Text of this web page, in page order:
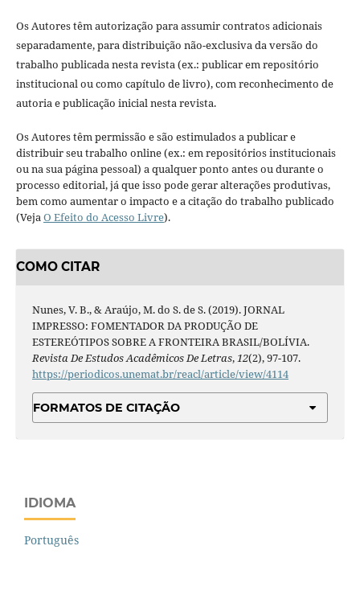
Os Autores têm autorização para assumir contratos adicionais
separadamente, para distribuição não-exclusiva da versão do
trabalho publicada nesta revista (ex.: publicar em repositório
institucional ou como capítulo de livro), com reconhecimento de
autoria e publicação inicial nesta revista.
Os Autores têm permissão e são estimulados a publicar e
distribuir seu trabalho online (ex.: em repositórios institucionais
ou na sua página pessoal) a qualquer ponto antes ou durante o
processo editorial, já que isso pode gerar alterações produtivas,
bem como aumentar o impacto e a citação do trabalho publicado
(VejaO Efeito do Acesso Livre).
COMO CITAR
Nunes, V. B., & Araújo, M. do S. de S. (2019). JORNAL
IMPRESSO: FOMENTADOR DA PRODUÇÃO DE
ESTEREÓTIPOS SOBRE A FRONTEIRA BRASIL/BOLÍVIA.
Revista De Estudos Acadêmicos De Letras,12(2), 97-107.
https://periodicos.unemat.br/reacl/article/view/4114
FORMATOS DE CITAÇÃO
IDIOMA
Português